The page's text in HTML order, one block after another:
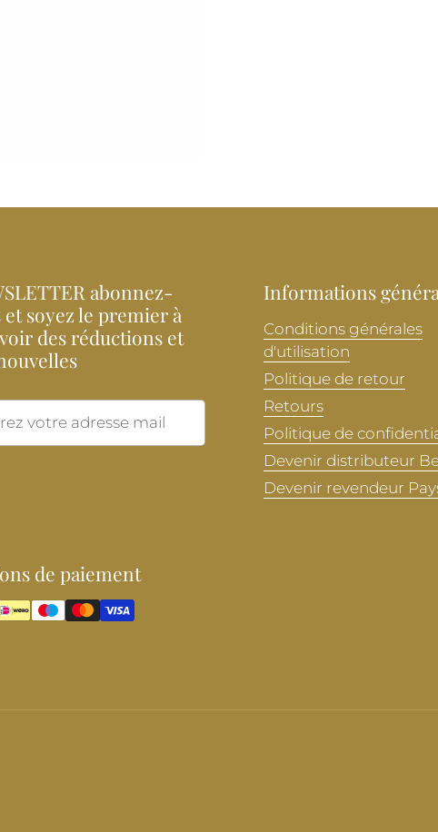
abonnez-
et soyez le premier à
des réductions et
Informations
Conditions générales
d'utilisation
Politique de retour
Retours
Politique de
Devenir distributeur
Devenir revendeur
de paiement